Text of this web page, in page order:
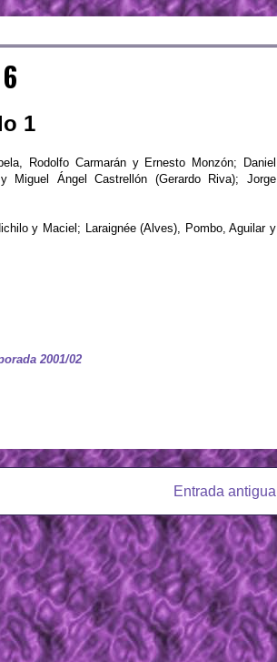
1
Rodolfo Carmarán y Ernesto Monzón; Daniel
Miguel Ángel Castrellón (Gerardo Riva); Jorge
y Maciel; Laraignée (Alves), Pombo, Aguilar y
2001/02
Entrada antigua